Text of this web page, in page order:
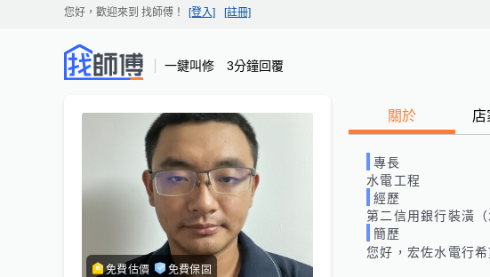
您好，歡迎來到 找師傅 ！ [登入] [註冊]
一鍵叫修 3分鐘回覆
免費估價 免費保固
關於 店
專長
水電工程
經歷
第二信用銀行裝潢（
簡歷
您好，宏佐水電行